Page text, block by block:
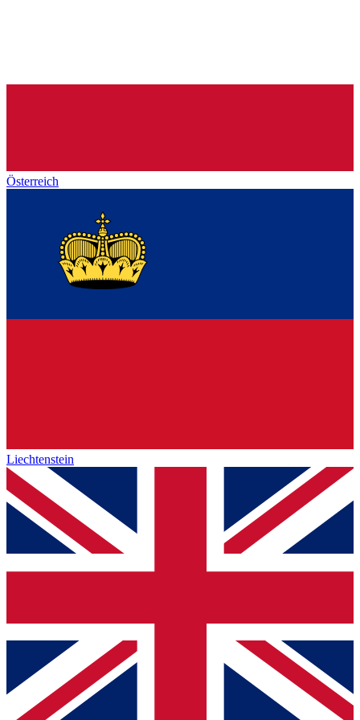
Österreich
Liechtenstein